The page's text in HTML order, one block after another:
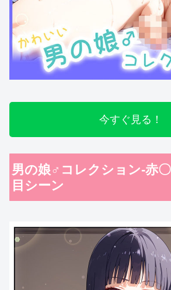
今すぐ見る！
男の娘♂コレクション-赤
目シーン